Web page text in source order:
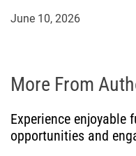
June 10, 2026
More From
Experience enjoyable
opportunities and